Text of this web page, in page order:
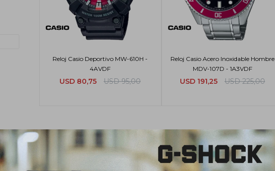
Reloj Casio Deportivo MW-610H -
4AVDF
USD 80,75 USD 95,00
Reloj Casio Acero Inoxidable Hombre
MDV-107D - 1A3VDF
USD 191,25 USD 225,00